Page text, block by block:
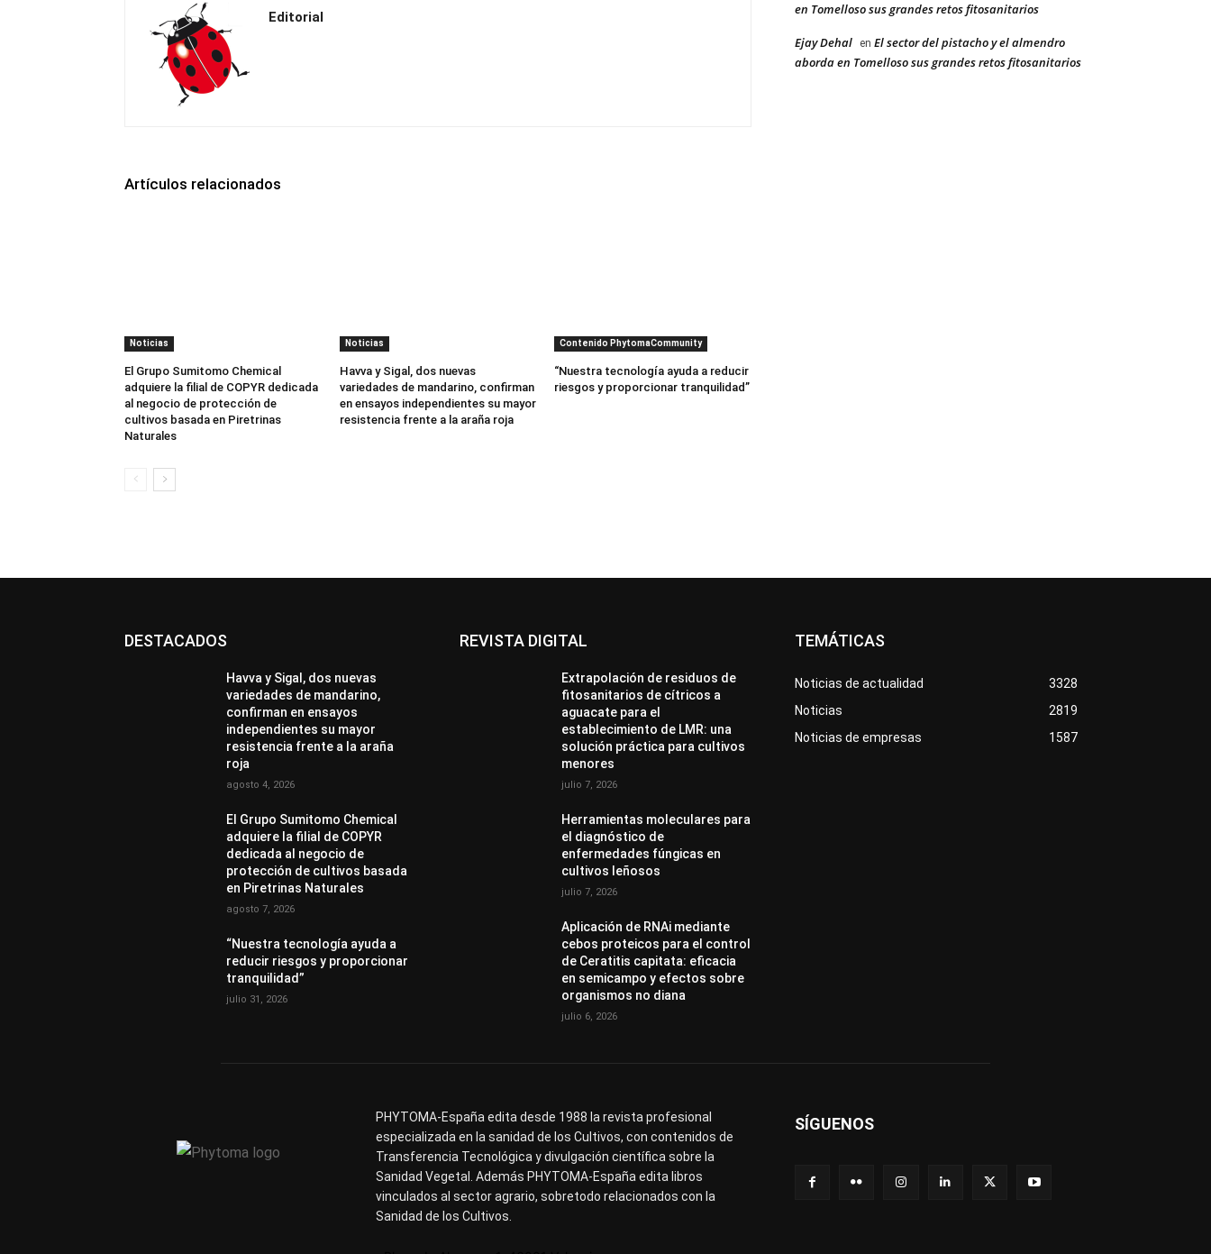
Editorial
Artículos relacionados
Noticias
El Grupo Sumitomo Chemical
adquiere la filial de COPYR dedicada
al negocio de protección de
cultivos basada en Piretrinas
Naturales
Noticias
Havva y Sigal, dos nuevas
variedades de mandarino, confirman
en ensayos independientes su mayor
resistencia frente a la araña roja
Contenido PhytomaCommunity
“Nuestra tecnología ayuda a reducir
riesgos y proporcionar tranquilidad”
en Tomelloso sus grandes retos fitosanitarios
Ejay Dehal en El sector del pistacho y el almendro
aborda en Tomelloso sus grandes retos fitosanitarios
DESTACADOS
Havva y Sigal, dos nuevas
variedades de mandarino,
confirman en ensayos
independientes su mayor
resistencia frente a la araña
roja
agosto 4, 2026
El Grupo Sumitomo Chemical
adquiere la filial de COPYR
dedicada al negocio de
protección de cultivos basada
en Piretrinas Naturales
agosto 7, 2026
“Nuestra tecnología ayuda a
reducir riesgos y proporcionar
tranquilidad”
julio 31, 2026
REVISTA DIGITAL
Extrapolación de residuos de
fitosanitarios de cítricos a
aguacate para el
establecimiento de LMR: una
solución práctica para cultivos
menores
julio 7, 2026
Herramientas moleculares para
el diagnóstico de
enfermedades fúngicas en
cultivos leñosos
julio 7, 2026
Aplicación de RNAi mediante
cebos proteicos para el control
de Ceratitis capitata: eficacia
en semicampo y efectos sobre
organismos no diana
julio 6, 2026
TEMÁTICAS
Noticias de actualidad
3328
Noticias
2819
Noticias de empresas
1587
PHYTOMA-España edita desde 1988 la revista profesional
especializada en la sanidad de los Cultivos, con contenidos de
Transferencia Tecnológica y divulgación científica sobre la
Sanidad Vegetal. Además PHYTOMA-España edita libros
vinculados al sector agrario, sobretodo relacionados con la
Sanidad de los Cultivos.
SÍGUENOS